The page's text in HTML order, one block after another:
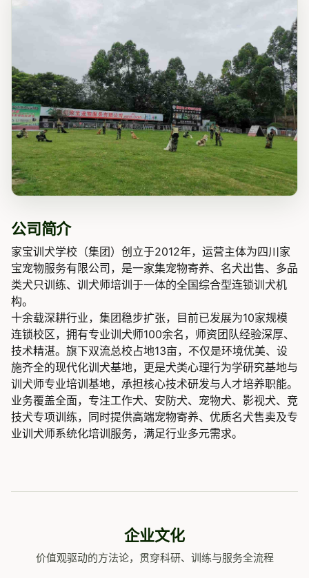
公司简介
家宝训犬学校（集团）创立于2012年，运营主体为四川家
宝宠物服务有限公司，是一家集宠物寄养、名犬出售、多品
类犬只训练、训犬师培训于一体的全国综合型连锁训犬机
构。
十余载深耕行业，集团稳步扩张，目前已发展为10家规模
连锁校区，拥有专业训犬师100余名，师资团队经验深厚、
技术精湛。旗下双流总校占地13亩，不仅是环境优美、设
施齐全的现代化训犬基地，更是犬类心理行为学研究基地与
训犬师专业培训基地，承担核心技术研发与人才培养职能。
业务覆盖全面，专注工作犬、安防犬、宠物犬、影视犬、竞
技犬专项训练，同时提供高端宠物寄养、优质名犬售卖及专
业训犬师系统化培训服务，满足行业多元需求。
企业文化
价值观驱动的方法论，贯穿科研、训练与服务全流程